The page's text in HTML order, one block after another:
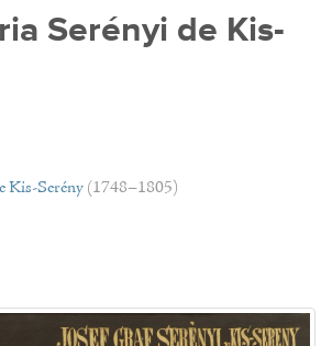
Serényi de Kis-
Kis-Serény (1748–1805)